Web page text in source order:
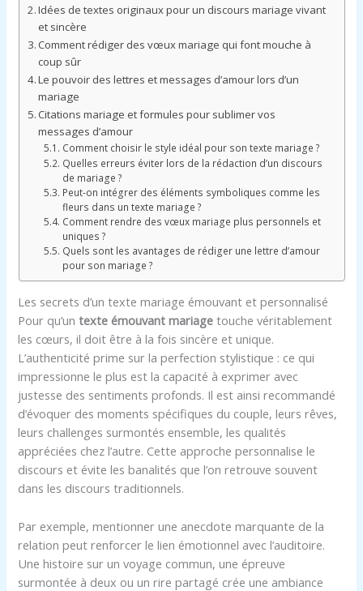
Idées de textes originaux pour un discours mariage vivant
et sincère
Comment rédiger des vœux mariage qui font mouche à
coup sûr
Le pouvoir des lettres et messages d’amour lors d’un
mariage
Citations mariage et formules pour sublimer vos
messages d’amour
Comment choisir le style idéal pour son texte mariage ?
Quelles erreurs éviter lors de la rédaction d’un discours
de mariage ?
Peut-on intégrer des éléments symboliques comme les
fleurs dans un texte mariage ?
Comment rendre des vœux mariage plus personnels et
uniques ?
Quels sont les avantages de rédiger une lettre d’amour
pour son mariage ?
Les secrets d’un texte mariage émouvant et personnalisé
Pour qu’untexte émouvant mariage touche véritablement
les cœurs, il doit être à la fois sincère et unique.
L’authenticité prime sur la perfection stylistique : ce qui
impressionne le plus est la capacité à exprimer avec
justesse des sentiments profonds. Il est ainsi recommandé
d’évoquer des moments spécifiques du couple, leurs rêves,
leurs challenges surmontés ensemble, les qualités
appréciées chez l’autre. Cette approche personnalise le
discours et évite les banalités que l’on retrouve souvent
dans les discours traditionnels.
Par exemple, mentionner une anecdote marquante de la
relation peut renforcer le lien émotionnel avec l’auditoire.
Une histoire sur un voyage commun, une épreuve
surmontée à deux ou un rire partagé crée une ambiance